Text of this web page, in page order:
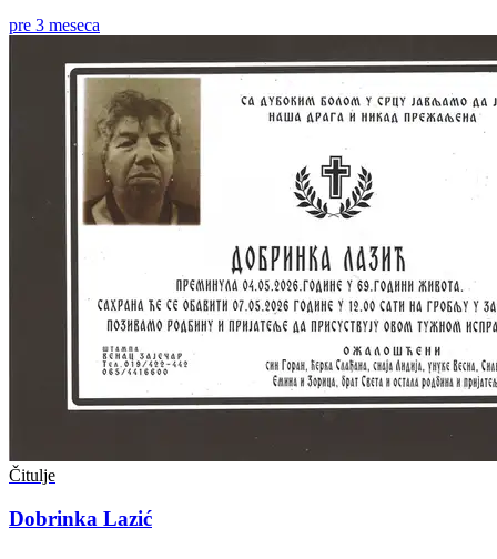
pre 3 meseca
Čitulje
Dobrinka Lazić